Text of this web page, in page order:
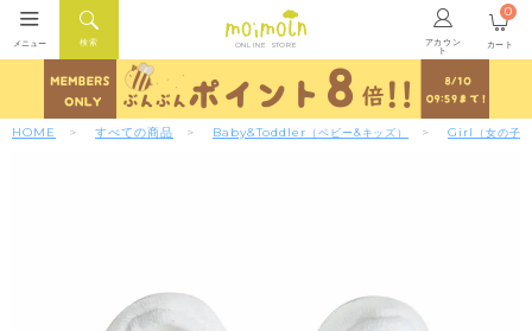
ONLINE STORE アカウン
ト
検索
メニュー カート
0
HOME すべての商品 Baby&Toddler （ベビー&キッズ） Girl （女の子）